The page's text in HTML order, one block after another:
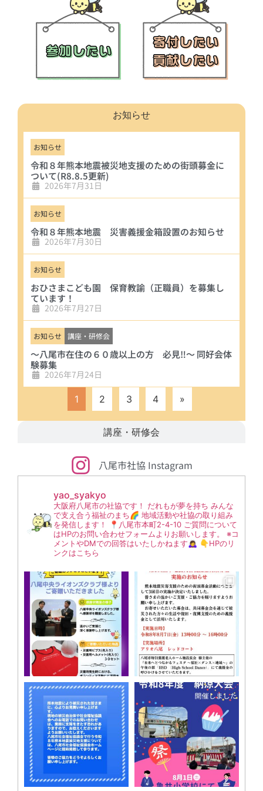
お知らせ
講座・研修会
お知らせ
令和８年熊本地震被災地支援のための街頭募金に
ついて(R8.8.5更新)
2026年7月31日
お知らせ
令和８年熊本地震 災害義援金箱設置のお知らせ
2026年7月30日
お知らせ
おひさまこども園 保育教諭（正職員）を募集し
ています！
2026年7月27日
お知らせ 講座・研修会
～八尾市在住の６０歳以上の方 必見‼～ 同好会体
験募集
2026年7月24日
1 2 3 4 »
八尾市社協 Instagram
yao_syakyo
大阪府八尾市の社協です！
だれもが夢を持ち みんな
で支え合う福祉のまち🌈 地域活動や社協の取り組み
を発信します！
📍八尾市本町2-4-10 ご質問について
はHPのお問い合わせフォームよりお願いします。
※コ
メントやDMでの回答はいたしかねます🙇‍♀️ 👇HPのリ
ンクはこちら